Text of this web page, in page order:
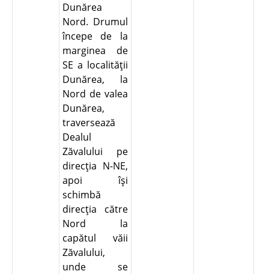
Dunărea
Nord. Drumul
începe de la
marginea de
SE a localităţii
Dunărea, la
Nord de valea
Dunărea,
traversează
Dealul
Zăvalului pe
direcţia N-NE,
apoi îşi
schimbă
direcţia către
Nord la
capătul văii
Zăvalului,
unde se